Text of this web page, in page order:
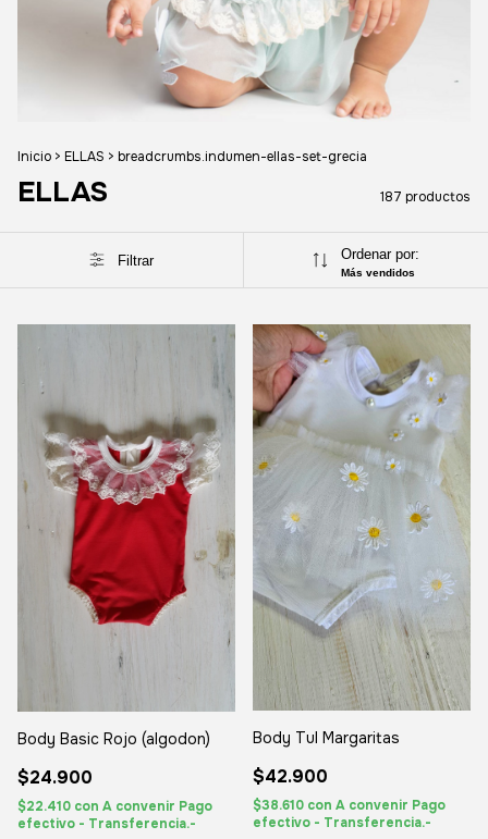
Inicio > ELLAS > breadcrumbs.indumen-ellas-set-grecia
ELLAS 187 productos
Filtrar Ordenar por:
Más vendidos
Body Basic Rojo (algodon)
$24.900
$22.410 con A convenir Pago
efectivo - Transferencia.-
Body Tul Margaritas
$42.900
$38.610 con A convenir Pago
efectivo - Transferencia.-